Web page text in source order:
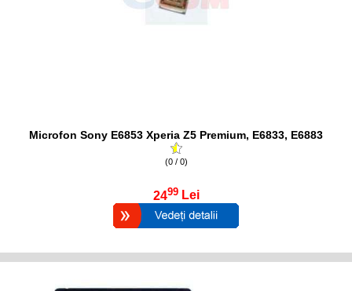
Microfon Sony E6853 Xperia Z5 Premium, E6833, E6883
(0 / 0)
2499 Lei